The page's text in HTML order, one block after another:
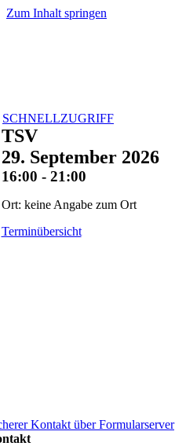
Zum Inhalt springen
SCHNELLZUGRIFF
TSV
29. September 2026
16:00 - 21:00
Ort: keine Angabe zum Ort
Terminübersicht
Kontakt über Formularserver